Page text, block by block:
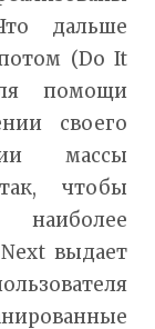
дальше
(Do It
помощи
своего
массы
чтобы
выдает